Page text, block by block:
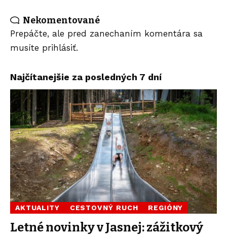
Nekomentované
Prepáčte, ale pred zanechaním komentára sa
musíte prihlásiť.
Najčítanejšie za posledných 7 dní
AKTUALITY CESTOVNÝ RUCH REGIÓNY
Letné novinky v Jasnej: zážitkový